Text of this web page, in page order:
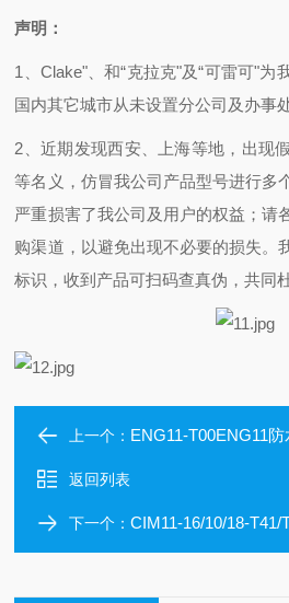
声明：
1、 Clake"、和“克拉克"及“可雷可"为
国内其它城市从未设置分公司及办事处
2、近期发现西安、上海等地，出现
等名义，仿冒我公司产品型号进行多
严重损害了我公司及用户的权益；请
购渠道，以避免出现不必要的损失。
标识，收到产品可扫码查真伪，共同
上一个： ENG11-T00ENG11防水
返回列表
下一个：CIM11-16/10/18-T41/T51CIM11/